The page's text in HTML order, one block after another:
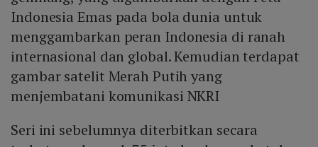
Indonesia Emas pada bola dunia untuk
menggambarkan peran Indonesia di ranah
internasional dan global. Kemudian terdapat
gambar satelit Merah Putih yang
menjembatani komunikasi NKRI
Seri ini sebelumnya diterbitkan secara